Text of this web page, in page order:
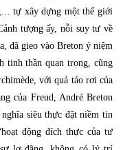
tự xây dựng một thế giới
tượng ấy, nỗi suy tư về
đã gieo vào Breton ý niệm
tinh thần quan trọng, cũng
với quả táo rơi của
của Freud, André Breton
siêu thực đặt niềm tin
động đích thực của tư